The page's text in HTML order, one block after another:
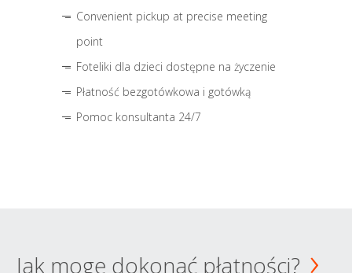
Convenient pickup at precise meeting
point
Foteliki dla dzieci dostępne na życzenie
Płatność bezgotówkowa i gotówką
Pomoc konsultanta 24/7
Jak mogę dokonać płatności?